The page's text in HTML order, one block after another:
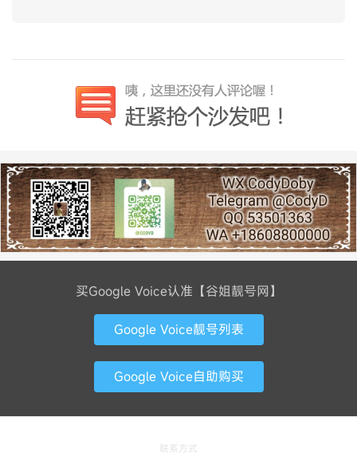
买Google Voice认准【谷姐靓号网】
Google Voice靓号列表
Google Voice自助购买
联系方式